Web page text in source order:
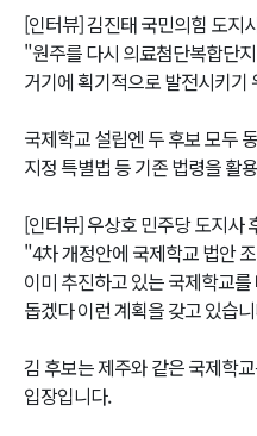
[인터뷰] 김진태 국민의힘 도지
"원주를 다시 의료첨단복합단
거기에 획기적으로 발전시키기
국제학교 설립엔 두 후보 모두
지정 특별법 등 기존 법령을 활
[인터뷰] 우상호 민주당 도지사
"4차 개정안에 국제학교 법안
이미 추진하고 있는 국제학교
돕겠다 이런 계획을 갖고 있습
김 후보는 제주와 같은 국제학
입장입니다.